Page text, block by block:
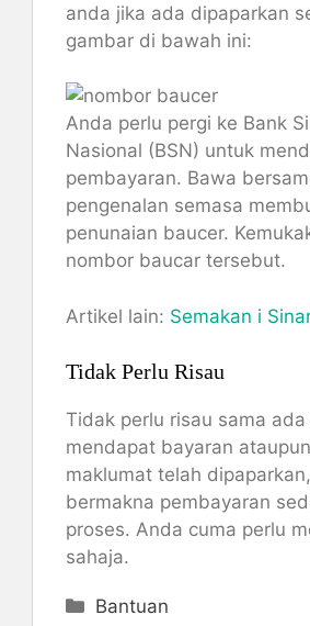
anda jika ada dipaparkan
gambar di bawah ini:
Anda perlu pergi ke Bank
Nasional (BSN) untuk
pembayaran. Bawa
pengenalan semasa
penunaian baucer.
nombor baucar tersebut.
Artikel lain: Semakan i
Tidak Perlu Risau
Tidak perlu risau sama
mendapat bayaran
maklumat telah
bermakna pembayaran
proses. Anda cuma perlu
sahaja.
Categories
Bantuan